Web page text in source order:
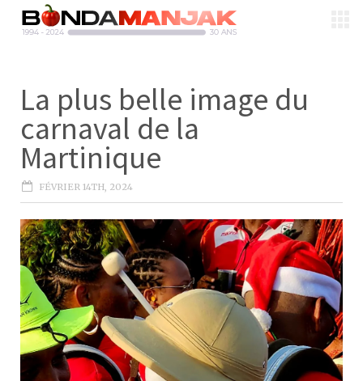
La plus belle image du
carnaval de la
Martinique
FÉVRIER 14TH, 2024